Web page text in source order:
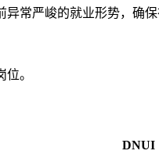
常严峻的就业形势，确
。
DNUI